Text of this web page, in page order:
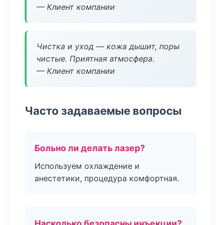
— Клиент компании
Чистка и уход — кожа дышит, поры
чистые. Приятная атмосфера.
— Клиент компании
Часто задаваемые вопросы
Больно ли делать лазер?
Используем охлаждение и
анестетики, процедура комфортная.